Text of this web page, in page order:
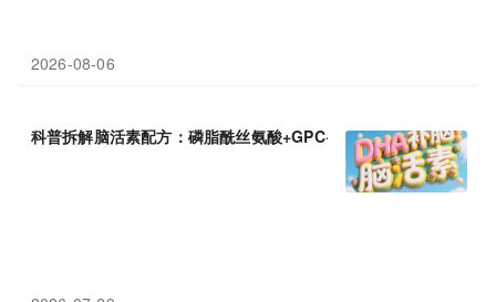
2026-08-06
科普拆解脑活素配方：磷脂酰丝氨酸+GPC+DHA，各司其职改善